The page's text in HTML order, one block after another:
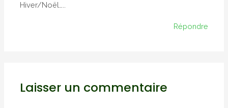
Hiver/Noël…..
Répondre
Laisser un commentaire